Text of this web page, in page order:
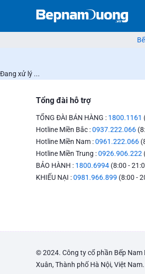
Đang xử lý ...
Tổng đài hỗ trợ
TỔNG ĐÀI BÁN HÀNG : 1800.1161
Hotline Miền Bắc :0937.222.066
Hotline Miền Nam :0961.222.066
Hotline Miền Trung :0926.906.222
BẢO HÀNH : 1800.6994 (8:00 -
KHIẾU NẠI :0981.966.899 (8:00 -
© 2024. Công ty cổ phần Bếp
Xuân, Thành phố Hà Nội, Việt